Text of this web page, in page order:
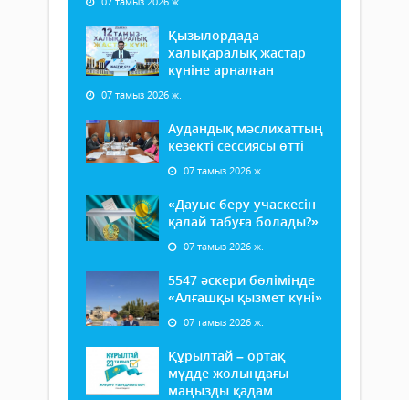
Қызылордада
халықаралық жастар
күніне арналған
07 тамыз 2026 ж.
Аудандық мәслихаттың
кезекті сессиясы өтті
07 тамыз 2026 ж.
«Дауыс беру учаскесін
қалай табуға болады?»
07 тамыз 2026 ж.
5547 әскери бөлімінде
«Алғашқы қызмет күні»
07 тамыз 2026 ж.
Құрылтай – ортақ
мүдде жолындағы
маңызды қадам